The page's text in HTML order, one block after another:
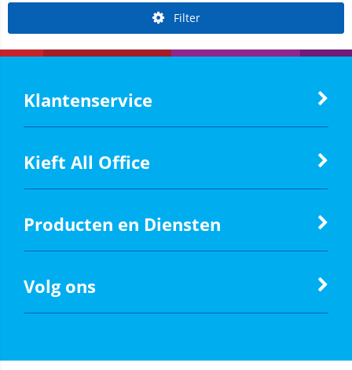
Filter
Klantenservice
Kieft All Office
Producten en Diensten
Volg ons